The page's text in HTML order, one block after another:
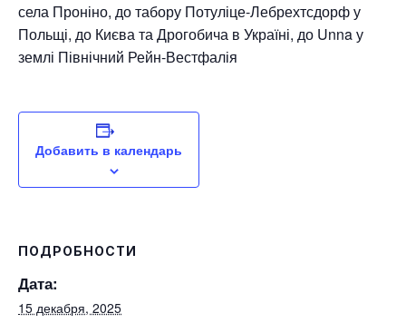
села Проніно, до табору Потуліце-Лебрехтсдорф у
Польщі, до Києва та Дрогобича в Україні, до Unna у
землі Північний Рейн-Вестфалія
Добавить в календарь
ПОДРОБНОСТИ
Дата:
15 декабря, 2025